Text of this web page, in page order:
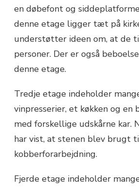
en døbefont og
denne etage ligger tæt på
understøtter ideen om, at de
personer. Der er også
denne etage.
Tredje etage indeholder
vinpresserier, et køkken og en
med forskellige udskårne kar.
har vist, at stenen blev brugt
kobberforarbejdning.
Fjerde etage indeholder